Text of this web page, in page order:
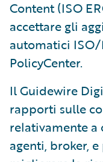
Content (ISO
accettare gli
automatici
PolicyCenter.
Il Guidewire
rapporti sulle
relativamente a
agenti, broker,